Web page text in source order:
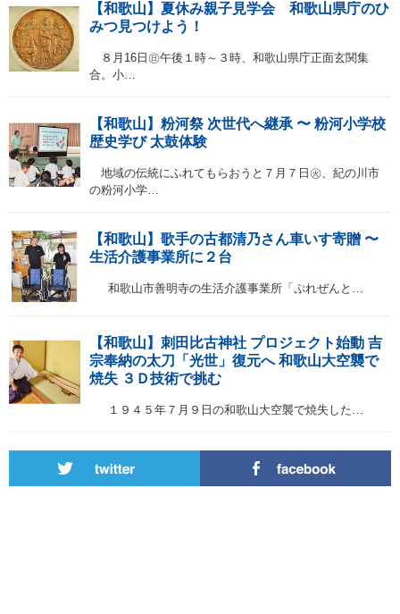
【和歌山】夏休み親子見学会 和歌山県庁のひ
みつ見つけよう！
８月16日㊐午後１時～３時、和歌山県庁正面玄関集
合。小…
【和歌山】粉河祭 次世代へ継承 〜 粉河小学校
歴史学び 太鼓体験
地域の伝統にふれてもらおうと７月７日㊋、紀の川市
の粉河小学…
【和歌山】歌手の古都清乃さん車いす寄贈 〜
生活介護事業所に２台
和歌山市善明寺の生活介護事業所「ぷれぜんと…
【和歌山】刺田比古神社 プロジェクト始動 吉
宗奉納の太刀「光世」復元へ 和歌山大空襲で
焼失 ３Ｄ技術で挑む
１９４５年７月９日の和歌山大空襲で焼失した…